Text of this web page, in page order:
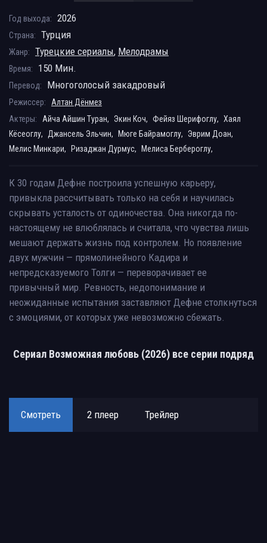
Год выхода: 2026
Страна: Турция
Жанр: Турецкие сериалы, Мелодрамы
Время: 150 Мин.
Перевод: Многоголосый закадровый
Режиссер:
Алтан Дёнмез
Актеры:
Айча Айшин Туран, Экин Коч, Фейяз Шерифоглу, Хаял
Кёсеоглу,
Джансель Эльчин, Мюге Байрамоглу, Эврим Доан,
Мелис Минкари,
Ризаджан Дурмус, Мелиса Бербероглу,
К 30 годам Дефне построила успешную карьеру,
привыкла рассчитывать только на себя и научилась
скрывать усталость от одиночества. Она никогда по-
настоящему не влюблялась и считала, что чувства лишь
мешают держать жизнь под контролем. Но появление
двух мужчин — прямолинейного Кадира и
непредсказуемого Толги — переворачивает ее
привычный мир. Ревность, недопонимание и
неожиданные испытания заставляют Дефне столкнуться
с эмоциями, от которых уже невозможно сбежать.
Сериал Возможная любовь (2026) все серии подряд
Смотреть 2 плеер Трейлер